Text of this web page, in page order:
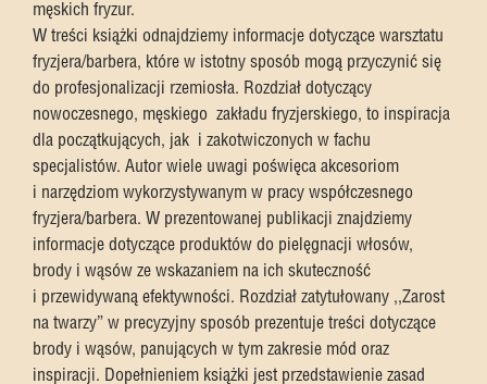
męskich fryzur.
W treści książki odnajdziemy informacje dotyczące warsztatu
fryzjera/barbera, które w istotny sposób mogą przyczynić się
do profesjonalizacji rzemiosła. Rozdział dotyczący
nowoczesnego, męskiego zakładu fryzjerskiego, to inspiracja
dla początkujących, jak i zakotwiczonych w fachu
specjalistów. Autor wiele uwagi poświęca akcesoriom
i narzędziom wykorzystywanym w pracy współczesnego
fryzjera/barbera. W prezentowanej publikacji znajdziemy
informacje dotyczące produktów do pielęgnacji włosów,
brody i wąsów ze wskazaniem na ich skuteczność
i przewidywaną efektywności. Rozdział zatytułowany ,,Zarost
na twarzy” w precyzyjny sposób prezentuje treści dotyczące
brody i wąsów, panujących w tym zakresie mód oraz
inspiracji. Dopełnieniem książki jest przedstawienie zasad